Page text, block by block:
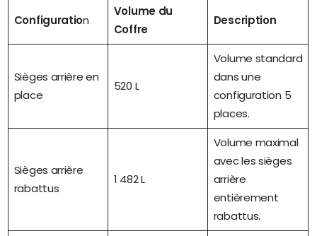
Configuration
Volume du
Coffre
Description
Sièges arrière en
place
520 L
Volume standard
dans une
configuration 5
places.
Sièges arrière
rabattus
1 482 L
Volume maximal
avec les sièges
arrière
entièrement
rabattus.